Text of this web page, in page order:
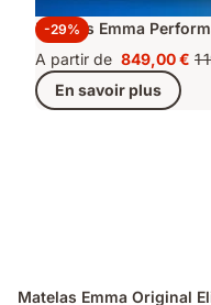
-29%
Matelas Emma
A partir de Prix
849,00 €
849,00 € 1
En savoir plus
Matelas Emma Original